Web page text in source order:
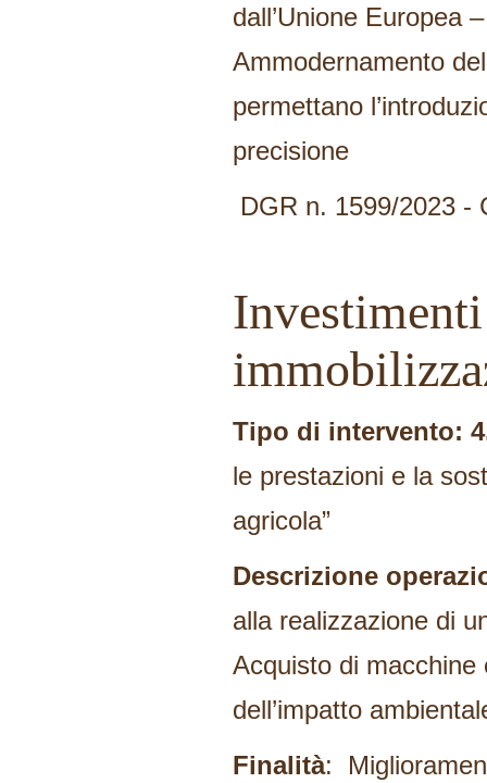
dall’Unione Europea
Ammodernamento
permettano
precisione
DGR n. 1599/2023 -
Tipo di intervento:
le prestazioni e la
agricola”
Descrizione
alla realizzazione di
Acquisto di
dell’impatto
Finalità: